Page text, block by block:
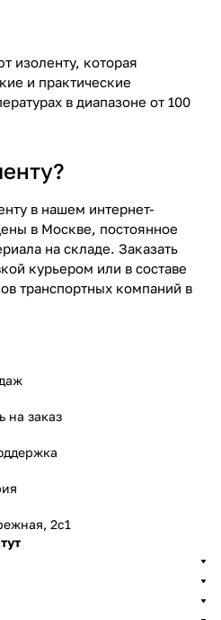
изоленту, которая
и практические
в диапазоне от 100
в нашем интернет-
в Москве, постоянное
на складе. Заказать
курьером или в составе
транспортных компаний в
на заказ
2с1